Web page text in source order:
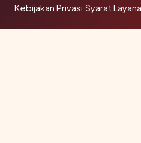
Kebijakan Privasi·Syarat